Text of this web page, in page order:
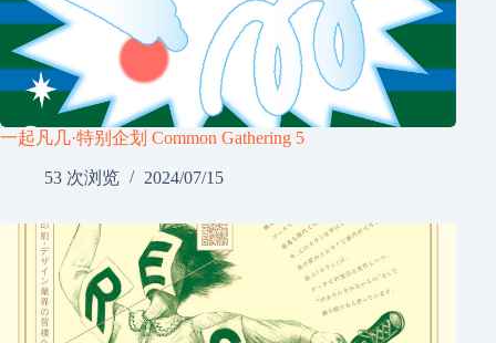
一起凡几·特别企划 Common Gathering 5
53 次浏览 2024/07/15